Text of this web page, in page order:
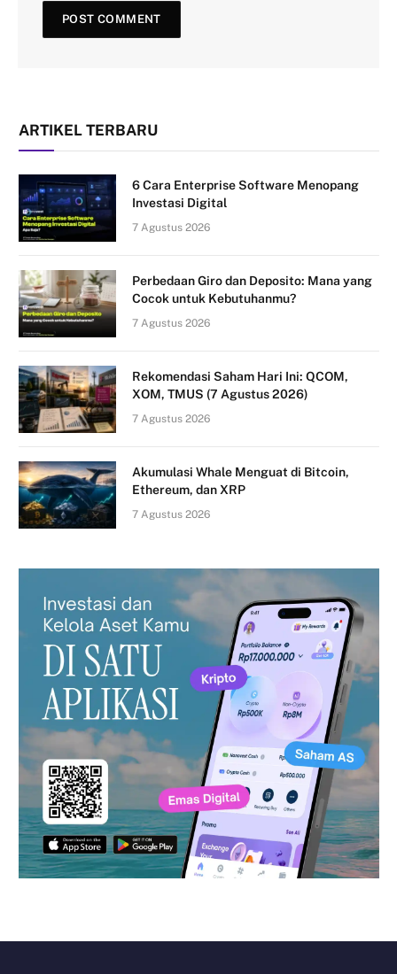
ARTIKEL TERBARU
6 Cara Enterprise Software Menopang
Investasi Digital
7 Agustus 2026
Perbedaan Giro dan Deposito: Mana yang
Cocok untuk Kebutuhanmu?
7 Agustus 2026
Rekomendasi Saham Hari Ini: QCOM,
XOM, TMUS (7 Agustus 2026)
7 Agustus 2026
Akumulasi Whale Menguat di Bitcoin,
Ethereum, dan XRP
7 Agustus 2026